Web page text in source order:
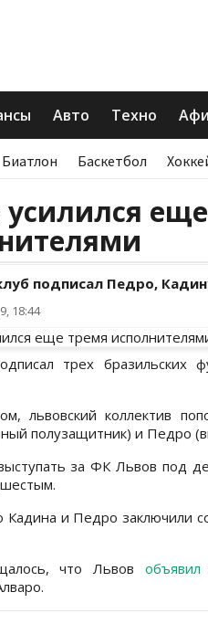
Авто Техно
Биатлон Баскетбол
подписал Педро,
18:44
трех бразильских
львовский коллектив
полузащитник) и Педро
за ФК Львов под
Кадина и Педро заключили
что Львов